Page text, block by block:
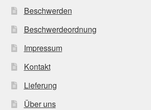
Beschwerden
Beschwerdeordnung
Impressum
Kontakt
Lieferung
Über uns